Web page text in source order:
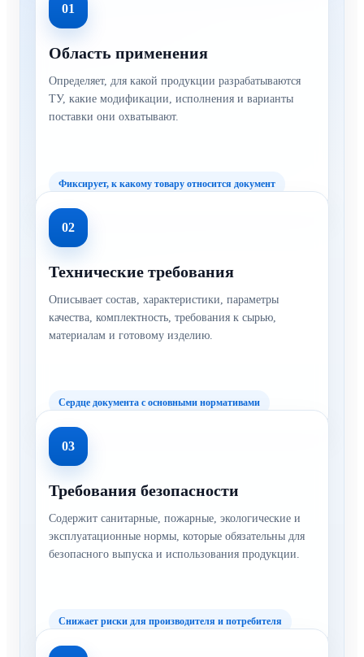
01
Область применения
Определяет, для какой продукции разрабатываются
ТУ, какие модификации, исполнения и варианты
поставки они охватывают.
Фиксирует, к какому товару относится документ
02
Технические требования
Описывает состав, характеристики, параметры
качества, комплектность, требования к сырью,
материалам и готовому изделию.
Сердце документа с основными нормативами
03
Требования безопасности
Содержит санитарные, пожарные, экологические и
эксплуатационные нормы, которые обязательны для
безопасного выпуска и использования продукции.
Снижает риски для производителя и потребителя